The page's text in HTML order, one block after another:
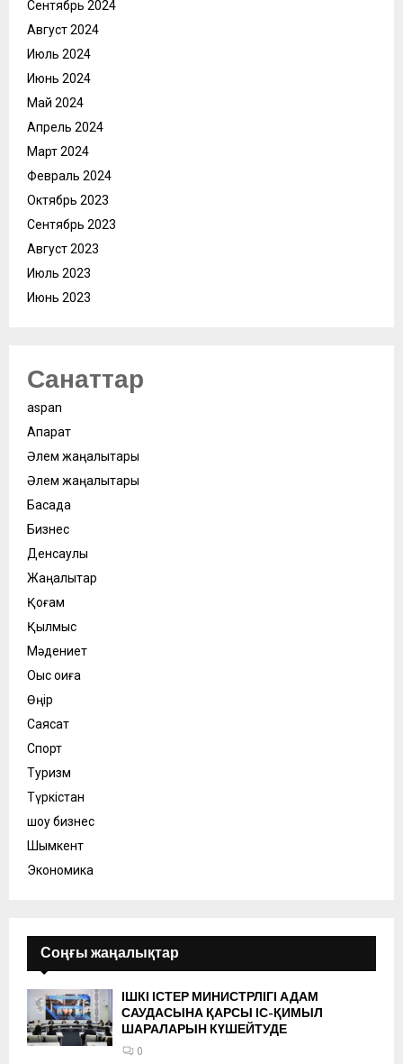
Сентябрь 2024
Август 2024
Июль 2024
Июнь 2024
Май 2024
Апрель 2024
Март 2024
Февраль 2024
Октябрь 2023
Сентябрь 2023
Август 2023
Июль 2023
Июнь 2023
Санаттар
aspan
Ақпарат
Әлем жаңалықтары
Әлем жаңалықтары
Басқада
Бизнес
Денсаулық
Жаңалықтар
Қоғам
Қылмыс
Мәдениет
Оқыс оқиға
Өңір
Саясат
Спорт
Туризм
Түркістан
шоу бизнес
Шымкент
Экономика
Соңғы жаңалықтар
ІШКІ ІСТЕР МИНИСТРЛІГІ АДАМ
САУДАСЫНА ҚАРСЫ ІС-ҚИМЫЛ
ШАРАЛАРЫН КҮШЕЙТУДЕ
0